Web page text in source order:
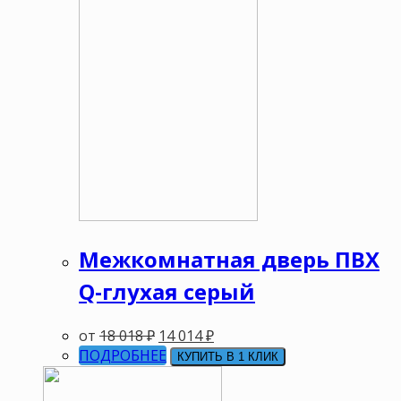
Межкомнатная дверь ПВХ
Q-глухая серый
от 18 018₽ 14 014₽
ПОДРОБНЕЕ
КУПИТЬ В 1 КЛИК